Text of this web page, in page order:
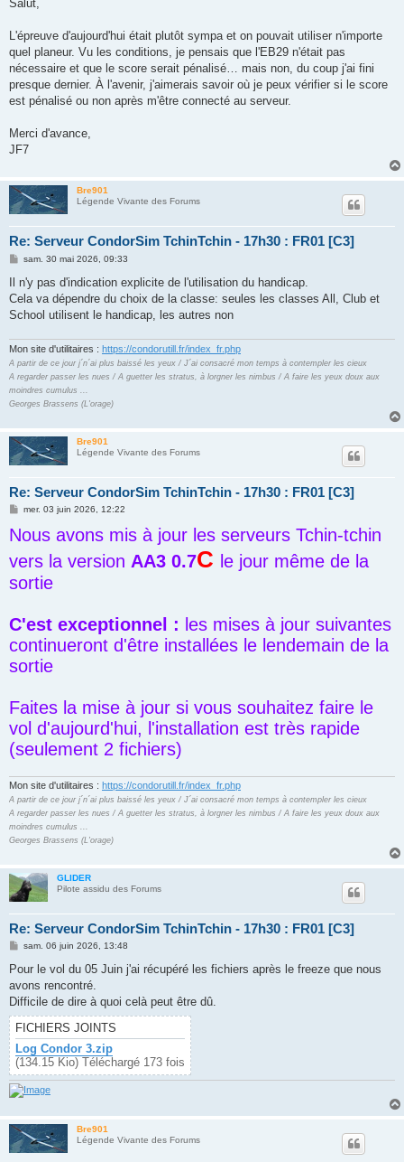
g
e
Salut,
L'épreuve d'aujourd'hui était plutôt sympa et on pouvait utiliser n'importe
quel planeur. Vu les conditions, je pensais que l'EB29 n'était pas
nécessaire et que le score serait pénalisé… mais non, du coup j'ai fini
presque dernier. À l'avenir, j'aimerais savoir où je peux vérifier si le score
est pénalisé ou non après m'être connecté au serveur.
Merci d'avance,
JF7
Bre901
Légende Vivante des Forums
Re: Serveur CondorSim TchinTchin - 17h30 : FR01 [C3]
M
s
a
g
sam. 30 mai 2026, 09:33
Il n'y pas d'indication explicite de l'utilisation du handicap.
Cela va dépendre du choix de la classe: seules les classes All, Club et
School utilisent le handicap, les autres non
Mon site d'utilitaires : https://condorutill.fr/index_fr.php
A partir de ce jour j´n´ai plus baissé les yeux / J´ai consacré mon temps à contempler les cieux
A regarder passer les nues / A guetter les stratus, à lorgner les nimbus / A faire les yeux doux aux
moindres cumulus ...
Georges Brassens (L'orage)
Bre901
Légende Vivante des Forums
Re: Serveur CondorSim TchinTchin - 17h30 : FR01 [C3]
M
s
s
g
mer. 03 juin 2026, 12:22
Nous avons mis à jour les serveurs Tchin-tchin
vers la version AA3 0.7C le jour même de la
sortie
C'est exceptionnel : les mises à jour suivantes
continueront d'être installées le lendemain de la
sortie
Faites la mise à jour si vous souhaitez faire le
vol d'aujourd'hui, l'installation est très rapide
(seulement 2 fichiers)
Mon site d'utilitaires : https://condorutill.fr/index_fr.php
A partir de ce jour j´n´ai plus baissé les yeux / J´ai consacré mon temps à contempler les cieux
A regarder passer les nues / A guetter les stratus, à lorgner les nimbus / A faire les yeux doux aux
moindres cumulus ...
Georges Brassens (L'orage)
GLIDER
Pilote assidu des Forums
Re: Serveur CondorSim TchinTchin - 17h30 : FR01 [C3]
M
s
a
g
sam. 06 juin 2026, 13:48
Pour le vol du 05 Juin j'ai récupéré les fichiers après le freeze que nous
avons rencontré.
Difficile de dire à quoi celà peut être dû.
FICHIERS JOINTS
Log Condor 3.zip
(134.15 Kio) Téléchargé 173 fois
Bre901
Légende Vivante des Forums